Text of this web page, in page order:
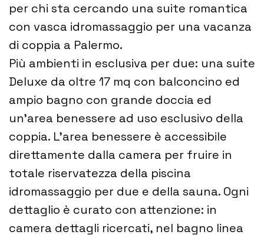
per chi sta cercando una suite romantica
con vasca idromassaggio per una vacanza
di coppia a Palermo.
Più ambienti in esclusiva per due: una suite
Deluxe da oltre 17 mq con balconcino ed
ampio bagno con grande doccia ed
un’area benessere ad uso esclusivo della
coppia. L’area benessere è accessibile
direttamente dalla camera per fruire in
totale riservatezza della piscina
idromassaggio per due e della sauna. Ogni
dettaglio è curato con attenzione: in
camera dettagli ricercati, nel bagno linea